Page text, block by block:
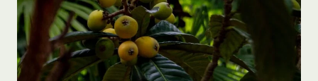
NATURALEZA
Y
CULTURA